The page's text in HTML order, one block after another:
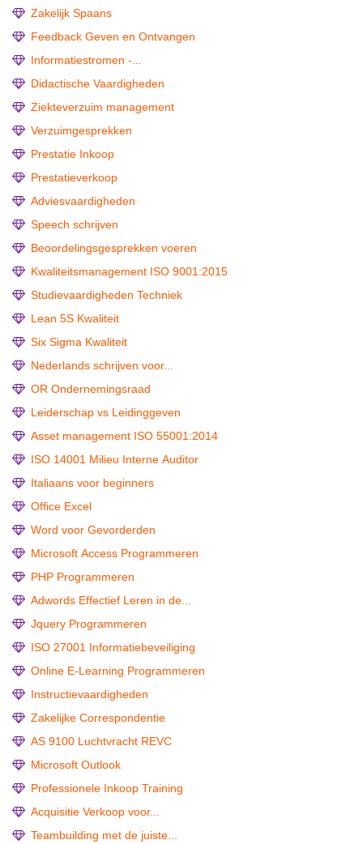
Zakelijk Spaans
Feedback Geven en Ontvangen
Informatiestromen -...
Didactische Vaardigheden
Ziekteverzuim management
Verzuimgesprekken
Prestatie Inkoop
Prestatieverkoop
Adviesvaardigheden
Speech schrijven
Beoordelingsgesprekken voeren
Kwaliteitsmanagement ISO 9001:2015
Studievaardigheden Techniek
Lean 5S Kwaliteit
Six Sigma Kwaliteit
Nederlands schrijven voor...
OR Ondernemingsraad
Leiderschap vs Leidinggeven
Asset management ISO 55001:2014
ISO 14001 Milieu Interne Auditor
Italiaans voor beginners
Office Excel
Word voor Gevorderden
Microsoft Access Programmeren
PHP Programmeren
Adwords Effectief Leren in de...
Jquery Programmeren
ISO 27001 Informatiebeveiliging
Online E-Learning Programmeren
Instructievaardigheden
Zakelijke Correspondentie
AS 9100 Luchtvracht REVC
Microsoft Outlook
Professionele Inkoop Training
Acquisitie Verkoop voor...
Teambuilding met de juiste...